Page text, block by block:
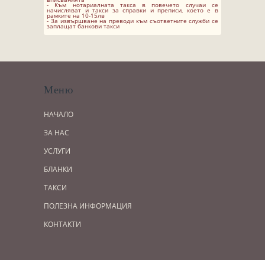
- Към нотариалната такса в повечето случаи се
начисляват и такси за справки и преписи, което е в
рамките на 10-15лв
- За извършване на преводи към съответните служби се
заплащат банкови такси
Меню
НАЧАЛО
ЗА НАС
УСЛУГИ
БЛАНКИ
ТАКСИ
ПОЛЕЗНА ИНФОРМАЦИЯ
КОНТАКТИ